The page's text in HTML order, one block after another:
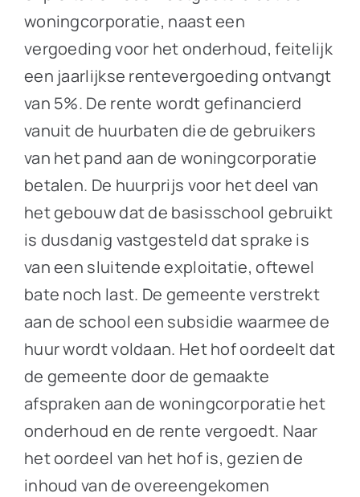
woningcorporatie, naast een
vergoeding voor het onderhoud, feitelijk
een jaarlijkse rentevergoeding ontvangt
van 5%. De rente wordt gefinancierd
vanuit de huurbaten die de gebruikers
van het pand aan de woningcorporatie
betalen. De huurprijs voor het deel van
het gebouw dat de basisschool gebruikt
is dusdanig vastgesteld dat sprake is
van een sluitende exploitatie, oftewel
bate noch last. De gemeente verstrekt
aan de school een subsidie waarmee de
huur wordt voldaan. Het hof oordeelt dat
de gemeente door de gemaakte
afspraken aan de woningcorporatie het
onderhoud en de rente vergoedt. Naar
het oordeel van het hof is, gezien de
inhoud van de overeengekomen